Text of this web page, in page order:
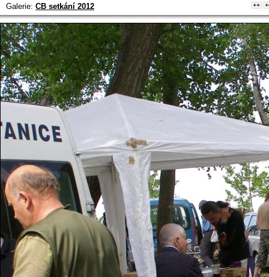
Galerie: CB setkání 2012